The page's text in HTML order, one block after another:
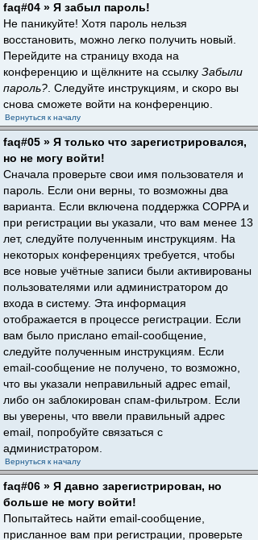
faq#04 » Я забыл пароль!
Не паникуйте! Хотя пароль нельзя
восстановить, можно легко получить новый.
Перейдите на страницу входа на
конференцию и щёлкните на ссылку Забыли
пароль? . Следуйте инструкциям, и скоро вы
снова сможете войти на конференцию.
Вернуться к началу
faq#05 » Я только что зарегистрировался,
но не могу войти!
Сначала проверьте свои имя пользователя и
пароль. Если они верны, то возможны два
варианта. Если включена поддержка COPPA и
при регистрации вы указали, что вам менее 13
лет, следуйте полученным инструкциям. На
некоторых конференциях требуется, чтобы
все новые учётные записи были активированы
пользователями или администратором до
входа в систему. Эта информация
отображается в процессе регистрации. Если
вам было прислано email-сообщение,
следуйте полученным инструкциям. Если
email-сообщение не получено, то возможно,
что вы указали неправильный адрес email,
либо он заблокирован спам-фильтром. Если
вы уверены, что ввели правильный адрес
email, попробуйте связаться с
администратором.
Вернуться к началу
faq#06 » Я давно зарегистрирован, но
больше не могу войти!
Попытайтесь найти email-сообщение,
присланное вам при регистрации, проверьте